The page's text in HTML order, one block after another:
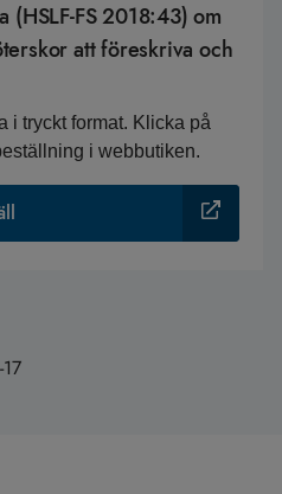
FS 2018:43) om
att föreskriva och
i tryckt format. Klicka på
i webbutiken.